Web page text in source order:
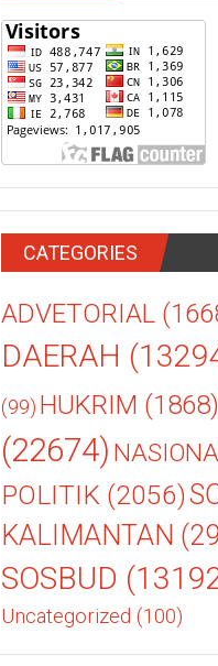
CATEGORIES
ADVETORIAL
DAERAH
(99) HUKRIM (1868)
(22674)
POLITIK (2056)
KALIMANTAN
SOSBUD
Uncategorized (100)